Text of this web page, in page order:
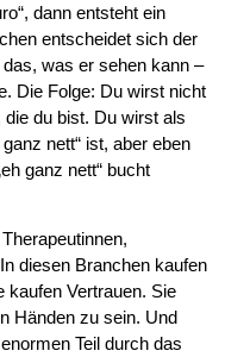
dann entsteht ein
entscheidet sich der
was er sehen kann –
Die Folge: Du wirst nicht
du bist. Du wirst als
nett“ ist, aber eben
ganz nett“ bucht
diesen Branchen kaufen
kaufen Vertrauen. Sie
Händen zu sein. Und
Teil durch das